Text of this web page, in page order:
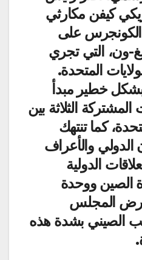
كيفن مكارثي
على
ون، التي تجري
المتحدة.
خطير مبدأ
الثلاثة بين
كما تنتهك
والأعراف
الدولية
الصين ووحدة
المجلس
الصيني بشدة هذه